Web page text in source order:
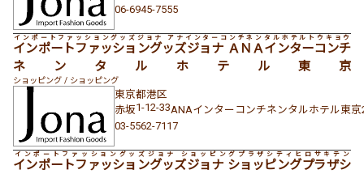
06-6945-7555
インポートファッショングッズジョナ ＡＮＡインターコンチ
ネンタルホテル東京
インポートファッショングッズジョナ アナインターコンチネンタルホテルトウキョウ
ショッピング / ショッピング
東京都港区
赤坂1-12-33ANAインターコンチネンタルホテル東京
03-5562-7117
インポートファッショングッズジョナ ショッピングプラザシ
インポートファッショングッズジョナ ショッピングプラザシティヒロサキテン